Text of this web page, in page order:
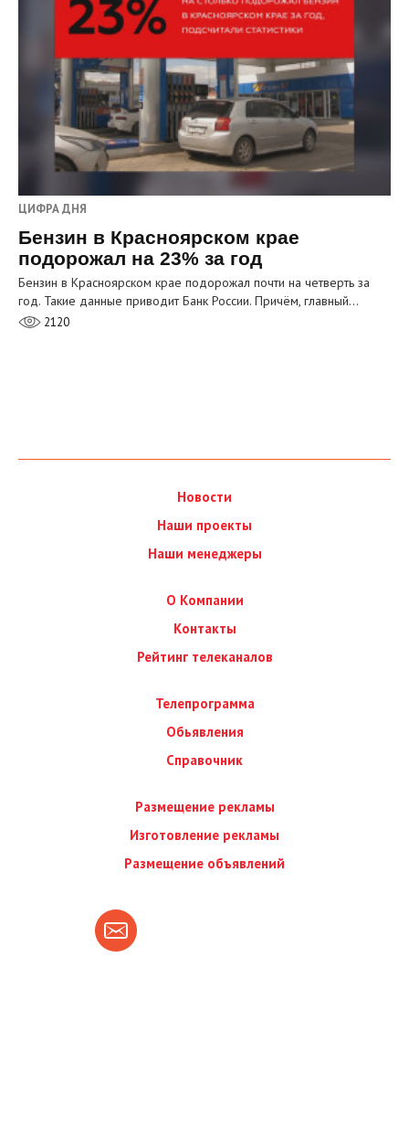
ЦИФРА ДНЯ
Бензин в Красноярском крае
подорожал на 23% за год
Бензин в Красноярском крае подорожал почти на четверть за
год. Такие данные приводит Банк России. Причём, главный…
2120
Новости
Наши проекты
Наши менеджеры
О Компании
Контакты
Рейтинг телеканалов
Телепрограмма
Обьявления
Справочник
Размещение рекламы
Изготовление рекламы
Размещение объявлений